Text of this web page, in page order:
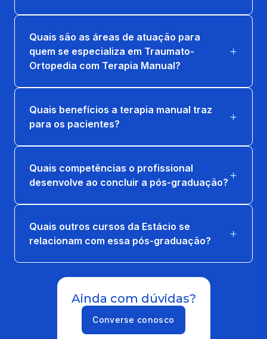
27 horas
TERAPIA MANUAL DE MEMBROS
TERAPIA SACRO-ILIACA
27 horas
Quais são as áreas de atuação para
quem se especializa em Traumato-
Ortopedia com Terapia Manual?
Quais benefícios a terapia manual traz
para os pacientes?
Quais competências o profissional
desenvolve ao concluir a pós-graduação?
Quais outros cursos da Estácio se
relacionam com essa pós-graduação?
Ainda com dúvidas?
Converse conosco